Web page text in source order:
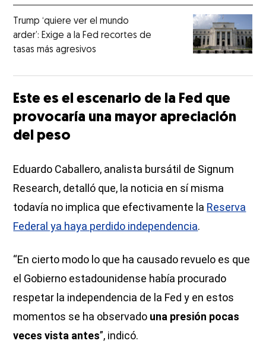
Trump ‘quiere ver el mundo
arder’: Exige a la Fed recortes de
tasas más agresivos
Este es el escenario de la Fed que
provocaría una mayor apreciación
del peso
Eduardo Caballero, analista bursátil de Signum
Research, detalló que, la noticia en sí misma
todavía no implica que efectivamente la Reserva
Federal ya haya perdido independencia.
“En cierto modo lo que ha causado revuelo es que
el Gobierno estadounidense había procurado
respetar la independencia de la Fed y en estos
momentos se ha observado una presión pocas
veces vista antes”, indicó.